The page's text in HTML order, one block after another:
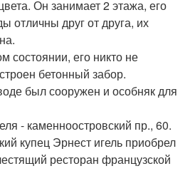
Он занимает 2 этажа, его
отличны друг от друга, их
состоянии, его никто не
бетонный забор.
был сооружен и особняк для
- каменноостровский пр., 60.
купец Эрнест игель приобрел
ресторан французской